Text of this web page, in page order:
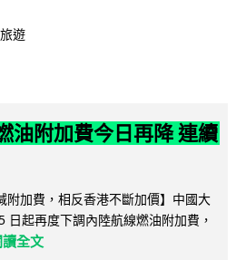
旅遊
油附加費今日再降 連續
附加費，相反香港不斷加價】中國大
日起再度下調內陸航線燃油附加費，
讀全文